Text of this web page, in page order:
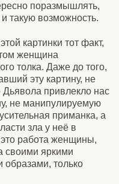
поразмышлять,
такую возможность.
картинки тот факт,
женщина
толка. Даже до того,
эту картину, не
привлекло нас
не манипулируемую
приманка, а
зла у неё в
работа женщины,
своими яркими
образами, только